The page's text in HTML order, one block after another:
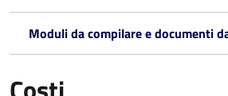
Moduli da compilare e documenti